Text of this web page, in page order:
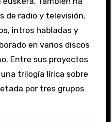
de radio y televisión,
intros habladas y
en varios discos
Entre sus proyectos
trilogía lírica sobre
por tres grupos